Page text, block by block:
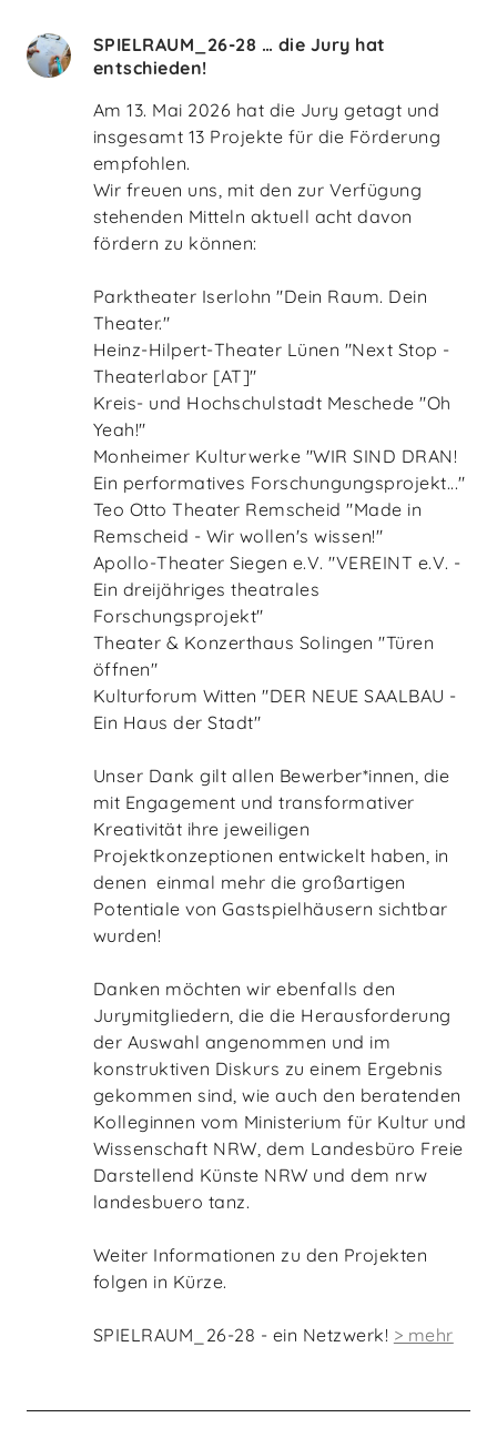
SPIELRAUM_26-28 … die Jury hat
entschieden!
Am 13. Mai 2026 hat die Jury getagt und
insgesamt 13 Projekte für die Förderung
empfohlen.
Wir freuen uns, mit den zur Verfügung
stehenden Mitteln aktuell acht davon
fördern zu können:
Parktheater Iserlohn "Dein Raum. Dein
Theater."
Heinz-Hilpert-Theater Lünen "Next Stop -
Theaterlabor [AT]"
Kreis- und Hochschulstadt Meschede "Oh
Yeah!"
Monheimer Kulturwerke "WIR SIND DRAN!
Ein performatives Forschungungsprojekt..."
Teo Otto Theater Remscheid "Made in
Remscheid - Wir wollen's wissen!"
Apollo-Theater Siegen e.V. "VEREINT e.V. -
Ein dreijähriges theatrales
Forschungsprojekt"
Theater & Konzerthaus Solingen "Türen
öffnen"
Kulturforum Witten "DER NEUE SAALBAU -
Ein Haus der Stadt"
Unser Dank gilt allen Bewerber*innen, die
mit Engagement und transformativer
Kreativität ihre jeweiligen
Projektkonzeptionen entwickelt haben, in
denen einmal mehr die großartigen
Potentiale von Gastspielhäusern sichtbar
wurden!
Danken möchten wir ebenfalls den
Jurymitgliedern, die die Herausforderung
der Auswahl angenommen und im
konstruktiven Diskurs zu einem Ergebnis
gekommen sind, wie auch den beratenden
Kolleginnen vom Ministerium für Kultur und
Wissenschaft NRW, dem Landesbüro Freie
Darstellend Künste NRW und dem nrw
landesbuero tanz.
Weiter Informationen zu den Projekten
folgen in Kürze.
SPIELRAUM_26-28 - ein Netzwerk! > mehr